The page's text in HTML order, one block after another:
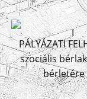
PÁLYÁZATI
szociális
bérletére